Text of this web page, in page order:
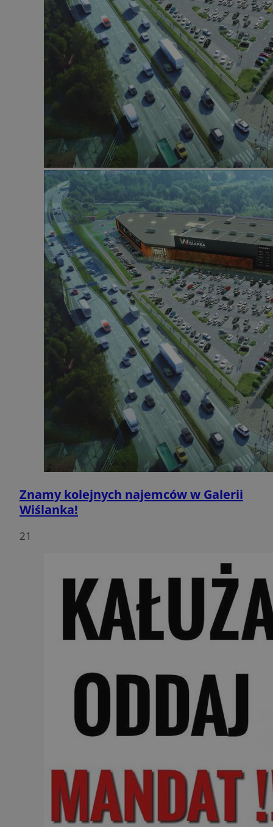
Znamy kolejnych najemców w Galerii
Wiślanka!
21